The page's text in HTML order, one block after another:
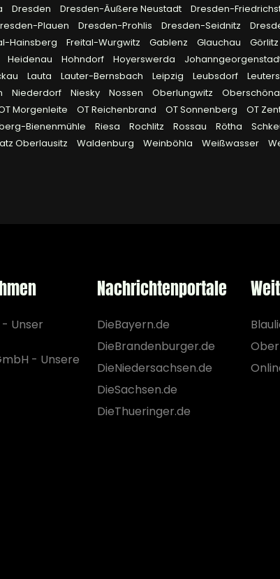
Dresden Dresden-Äußere Neustadt Dresden-
Plauen Dresden-Prohlis Dresden-Seidnitz
Hainsberg Freital-Wurgwitz Gablenz Glauchau Görlitz
Heidenau Hohndorf Hoyerswerda
Lauta Lauter-Bernsbach Leipzig Leubsdorf
Niederdorf Niesky Nossen Oberlungwitz Oberschöna
Morgenleite OT Reichenbrand OT Sonnenberg OT
Bienenmühle Riesa Rochlitz Rossau Rötha
Oberlausitz Waldenburg Weinböhla Weißwasser
- Unser
- Unsere
Nachrichtenportale
DieBayern.de
DieBrandenburger.de
DieNiedersachsen.de
DieSachsen.de
DieThueringer.de